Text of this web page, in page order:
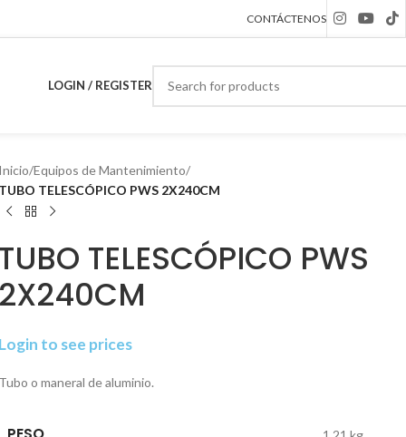
CONTÁCTENOS
LOGIN / REGISTER
Inicio/Equipos de Mantenimiento/
TUBO TELESCÓPICO PWS 2X240CM
TUBO TELESCÓPICO PWS
2X240CM
Login to see prices
Tubo o maneral de aluminio.